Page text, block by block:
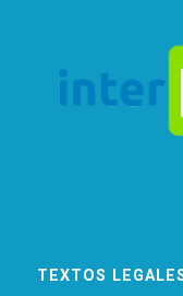
TEXTOS